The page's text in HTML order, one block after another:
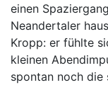
einen
Neandertaler
Kropp: er fühlte
kleinen
spontan noch die